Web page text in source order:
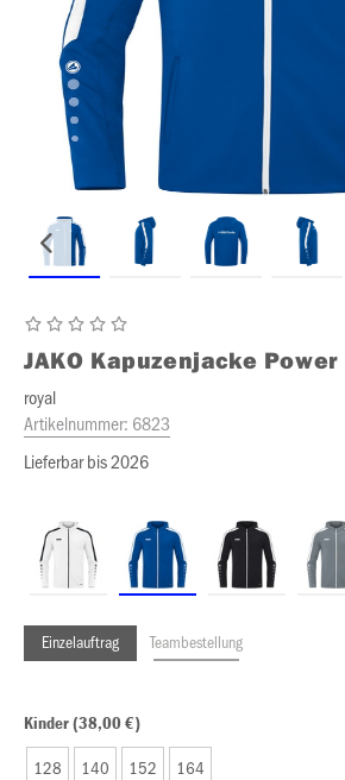
JAKO Kapuzenjacke Power
royal
Artikelnummer: 6823
Lieferbar bis 2026
Einzelauftrag Teambestellung
Kinder (38,00 €)
128 140 152 164